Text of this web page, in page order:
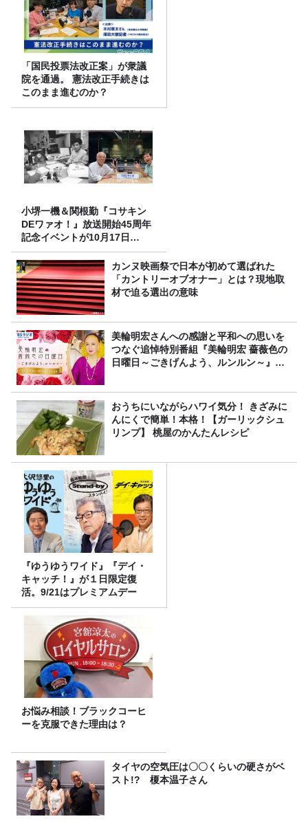
「国民投票法改正案」が衆議
院を通過。 憲法改正手続きは
このまま進むのか？
小堺一機＆関根勤『コサキン
DEワァオ！』放送開始45周年
記念イベントが10月17日
（土）に開催決定！本日より
FC先行受付スタート！カンヌ映画祭で日本が初めて選ばれた
「カントリーオブオナー」とは？現地取
材で迫る選出の意味
美輪明宏さんへの感謝と平和への思いを
つなぐ追悼特別番組『美輪明宏 薔薇色の
日曜日～ごきげんよう、ルンルン～』
おうちにいながらハワイ気分！ きざみに
んにくで簡単！本格！【ガーリックシュ
リンプ】 桃屋のかんたんレシピ
『ゆうゆうワイド』『デイ・
キャッチ！』が１日限定復
活。9/21はプレミアムデー
お悩み相談！ブラックコーヒ
ーを克服できた理由は？
タイヤの空気圧は〇〇くらいの硬さがベ
スト!? 榎本温子さん